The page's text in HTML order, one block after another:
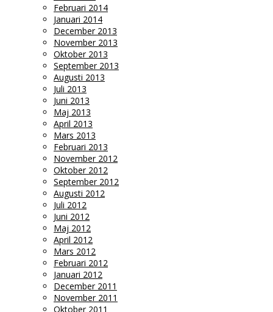
Februari 2014
Januari 2014
December 2013
November 2013
Oktober 2013
September 2013
Augusti 2013
Juli 2013
Juni 2013
Maj 2013
April 2013
Mars 2013
Februari 2013
November 2012
Oktober 2012
September 2012
Augusti 2012
Juli 2012
Juni 2012
Maj 2012
April 2012
Mars 2012
Februari 2012
Januari 2012
December 2011
November 2011
Oktober 2011